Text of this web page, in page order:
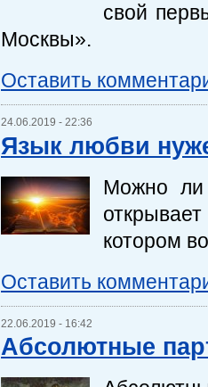
свой
Москвы».
Оставить
24.06.2019 - 22:36
Язык любви
Можно ли
котором
Оставить
22.06.2019 - 16:42
Абсолютные